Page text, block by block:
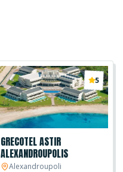
5
GRECOTEL ASTIR
ALEXANDROUPOLIS
Alexandroupoli